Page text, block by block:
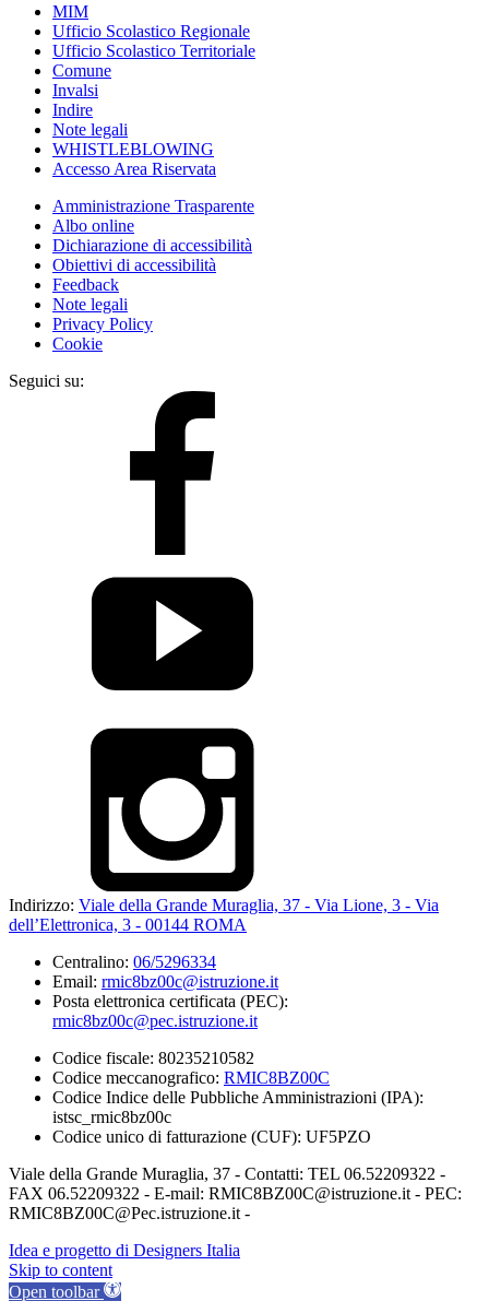
MIM
Ufficio Scolastico Regionale
Ufficio Scolastico Territoriale
Comune
Invalsi
Indire
Note legali
WHISTLEBLOWING
Accesso Area Riservata
Amministrazione Trasparente
Albo online
Dichiarazione di accessibilità
Obiettivi di accessibilità
Feedback
Note legali
Privacy Policy
Cookie
Seguici su:
Indirizzo: Viale della Grande Muraglia, 37 - Via Lione, 3 - Via
dell’Elettronica, 3 - 00144 ROMA
Centralino: 06/5296334
Email: rmic8bz00c@istruzione.it
Posta elettronica certificata (PEC):
rmic8bz00c@pec.istruzione.it
Codice fiscale: 80235210582
Codice meccanografico: RMIC8BZ00C
Codice Indice delle Pubbliche Amministrazioni (IPA):
istsc_rmic8bz00c
Codice unico di fatturazione (CUF): UF5PZO
Viale della Grande Muraglia, 37 - Contatti: TEL 06.52209322 -
FAX 06.52209322 - E-mail: RMIC8BZ00C@istruzione.it - PEC:
RMIC8BZ00C@Pec.istruzione.it -
Idea e progetto di Designers Italia
Skip to content
Open toolbar